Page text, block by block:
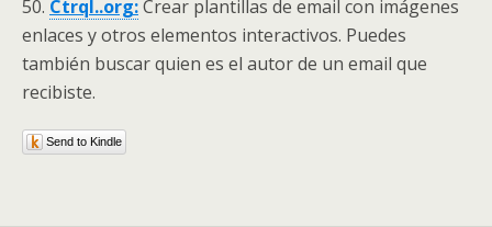
50. Ctrql..org:Crear plantillas de email con imágenes
enlaces y otros elementos interactivos. Puedes
también buscar quien es el autor de un email que
recibiste.
Send to Kindle